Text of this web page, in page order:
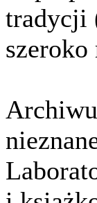
tradycji